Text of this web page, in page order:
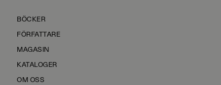
BÖCKER
FÖRFATTARE
MAGASIN
KATALOGER
OM OSS